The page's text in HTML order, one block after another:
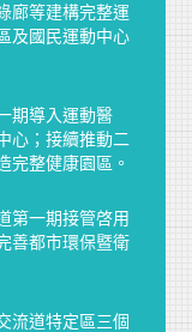
廊等建構完整運
及國民運動中心
期導入運動醫
心；接續推動二
完整健康園區。
第一期接管啓用
善都市環保暨衛
流道特定區三個